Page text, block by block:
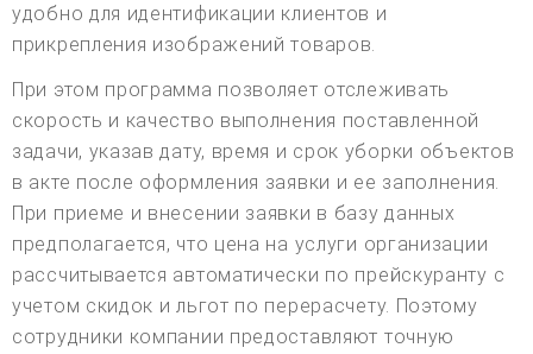
удобно для идентификации клиентов и
прикрепления изображений товаров.
При этом программа позволяет отслеживать
скорость и качество выполнения поставленной
задачи, указав дату, время и срок уборки объектов
в акте после оформления заявки и ее заполнения.
При приеме и внесении заявки в базу данных
предполагается, что цена на услуги организации
рассчитывается автоматически по прейскуранту с
учетом скидок и льгот по перерасчету. Поэтому
сотрудники компании предоставляют точную